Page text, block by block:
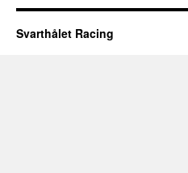
Svarthålet Racing